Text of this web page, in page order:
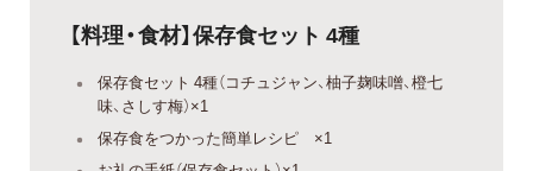
【料理・食材】保存食セット 4種
保存食セット 4種（コチュジャン、柚子麹味噌、橙七
味、さしす梅）×1
保存食をつかった簡単レシピ ×1